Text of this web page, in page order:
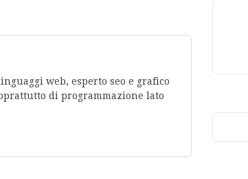
web, esperto seo e grafico
di programmazione lato